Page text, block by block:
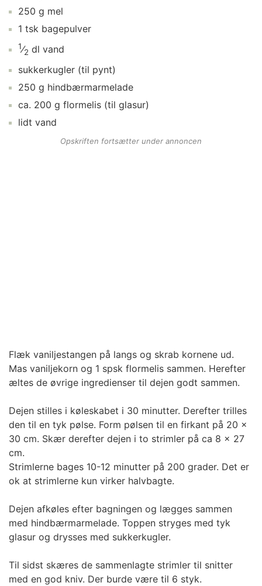
250 g mel
1 tsk bagepulver
1⁄2 dl vand
sukkerkugler (til pynt)
250 g hindbærmarmelade
ca. 200 g flormelis (til glasur)
lidt vand
Opskriften fortsætter under annoncen
Flæk vaniljestangen på langs og skrab kornene ud.
Mas vaniljekorn og 1 spsk flormelis sammen. Herefter
æltes de øvrige ingredienser til dejen godt sammen.
Dejen stilles i køleskabet i 30 minutter. Derefter trilles
den til en tyk pølse. Form pølsen til en firkant på 20 x
30 cm. Skær derefter dejen i to strimler på ca 8 x 27
cm.
Strimlerne bages 10-12 minutter på 200 grader. Det er
ok at strimlerne kun virker halvbagte.
Dejen afkøles efter bagningen og lægges sammen
med hindbærmarmelade. Toppen stryges med tyk
glasur og drysses med sukkerkugler.
Til sidst skæres de sammenlagte strimler til snitter
med en god kniv. Der burde være til 6 styk.